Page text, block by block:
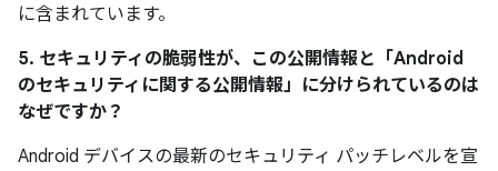
に含まれています。
5. セキュリティの脆弱性が、この公開情報と「Android
のセキュリティに関する公開情報」に分けられているのは
なぜですか？
Android デバイスの最新のセキュリティ パッチレベルを宣